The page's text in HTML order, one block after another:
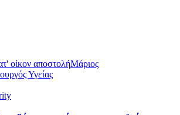
οίκον αποστολήΜάριος
Υγείας